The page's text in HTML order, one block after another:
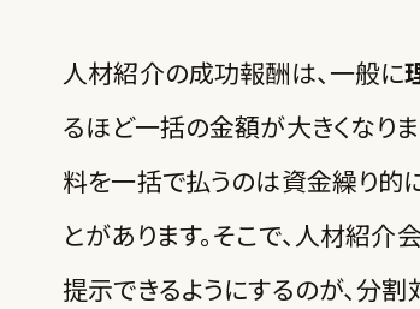
人材紹介の成功報酬は、一般に
るほど一括の金額が大きくなり
料を一括で払うのは資金繰り的
とがあります。そこで、人材紹介
提示できるようにするのが、分割